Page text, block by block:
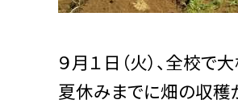
９月１日（火）、全校で
夏休みまでに畑の収穫